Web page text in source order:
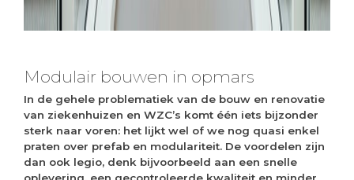
Modulair bouwen in opmars
In de gehele problematiek van de bouw en renovatie
van ziekenhuizen en WZC’s komt één iets bijzonder
sterk naar voren: het lijkt wel of we nog quasi enkel
praten over prefab en modulariteit. De voordelen zijn
dan ook legio, denk bijvoorbeeld aan een snelle